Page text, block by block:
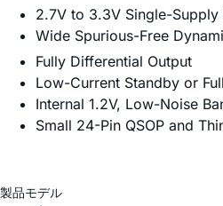
2.7V to 3.3V Single-Supply
Wide Spurious-Free
Fully Differential Output
Low-Current Standby or
Internal 1.2V, Low-Noise
Small 24-Pin QSOP and
製品モデル